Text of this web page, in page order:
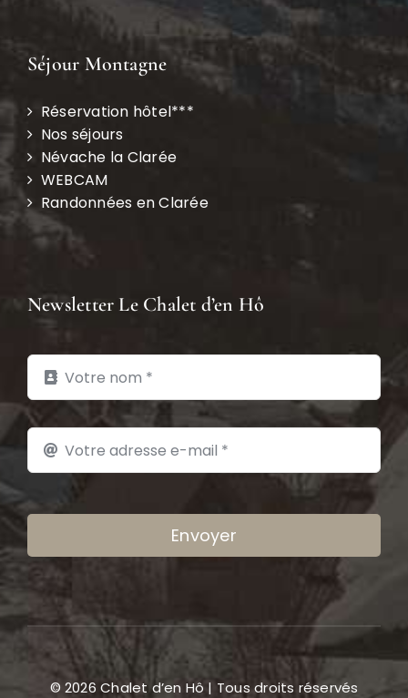
Séjour Montagne
Réservation hôtel***
Nos séjours
Névache la Clarée
WEBCAM
Randonnées en Clarée
Newsletter Le Chalet d’en Hô
Envoyer
© 2026 Chalet d’en Hô | Tous droits réservés